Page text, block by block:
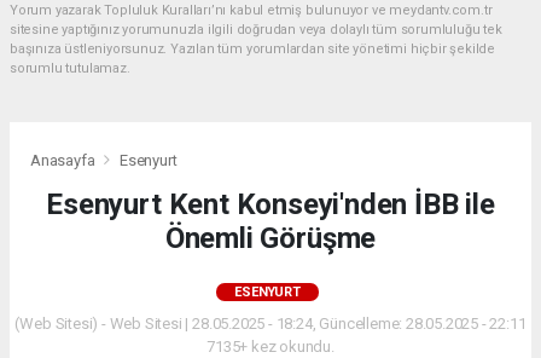
Yorum yazarak Topluluk Kuralları’nı kabul etmiş bulunuyor ve meydantv.com.tr
sitesine yaptığınız yorumunuzla ilgili doğrudan veya dolaylı tüm sorumluluğu tek
başınıza üstleniyorsunuz. Yazılan tüm yorumlardan site yönetimi hiçbir şekilde
sorumlu tutulamaz.
Anasayfa Esenyurt
Esenyurt Kent Konseyi'nden İBB ile
Önemli Görüşme
ESENYURT
(Web Sitesi) - Web Sitesi | 28.05.2025 - 18:24, Güncelleme: 28.05.2025 - 22:11
7135+ kez okundu.